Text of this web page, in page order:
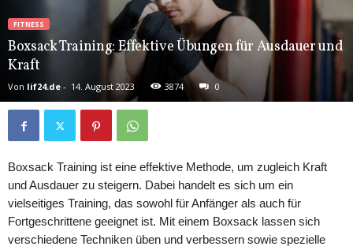
FITNESS
Boxsack Training: Effektive Übungen für Ausdauer und
Kraft
Von lif24.de - 14. August 2023 3874 0
Boxsack Training ist eine effektive Methode, um zugleich Kraft
und Ausdauer zu steigern. Dabei handelt es sich um ein
vielseitiges Training, das sowohl für Anfänger als auch für
Fortgeschrittene geeignet ist. Mit einem Boxsack lassen sich
verschiedene Techniken üben und verbessern sowie spezielle